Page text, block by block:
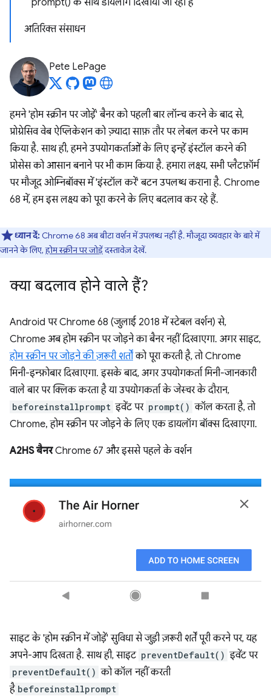
prompt() के साथ डायलॉग दिखाया जा रहा है
अतिरिक्त संसाधन
Pete LePage
हमने 'होम स्क्रीन पर जोड़ें' बैनर को पहली बार लॉन्च करने के बाद से,
प्रोग्रेसिव वेब ऐप्लिकेशन को ज़्यादा साफ़ तौर पर लेबल करने पर काम
किया है. साथ ही, हमने उपयोगकर्ताओं के लिए इन्हें इंस्टॉल करने की
प्रोसेस को आसान बनाने पर भी काम किया है. हमारा लक्ष्य, सभी प्लैटफ़ॉर्म
पर मौजूद ओम्निबॉक्स में 'इंस्टॉल करें' बटन उपलब्ध कराना है. Chrome
68 में, हम इस लक्ष्य को पूरा करने के लिए बदलाव कर रहे हैं.
ध्यान दें: Chrome 68 अब बीटा वर्शन में उपलब्ध नहीं है. मौजूदा व्यवहार के बारे में
जानने के लिए,होम स्क्रीन पर जोड़ेंदस्तावेज़ देखें.
क्या बदलाव होने वाले हैं?
Android पर Chrome 68 (जुलाई 2018 में स्टेबल वर्शन) से,
Chrome अब होम स्क्रीन पर जोड़ने का बैनर नहीं दिखाएगा. अगर साइट,
होम स्क्रीन पर जोड़ने की ज़रूरी शर्तोंको पूरा करती है, तो Chrome
मिनी-इन्फ़ोबार दिखाएगा. इसके बाद, अगर उपयोगकर्ता मिनी-जानकारी
वाले बार पर क्लिक करता है या उपयोगकर्ता के जेस्चर के दौरान,
beforeinstallprompt इवेंट पर prompt() कॉल करता है, तो
Chrome, होम स्क्रीन पर जोड़ने के लिए एक डायलॉग बॉक्स दिखाएगा.
A2HS बैनरChrome 67 और इससे पहले के वर्शन
साइट के 'होम स्क्रीन में जोड़ें' सुविधा से जुड़ी ज़रूरी शर्तें पूरी करने पर, यह
अपने-आप दिखता है. साथ ही, साइट preventDefault() इवेंट पर
preventDefault() को कॉल नहीं करती
है beforeinstallprompt